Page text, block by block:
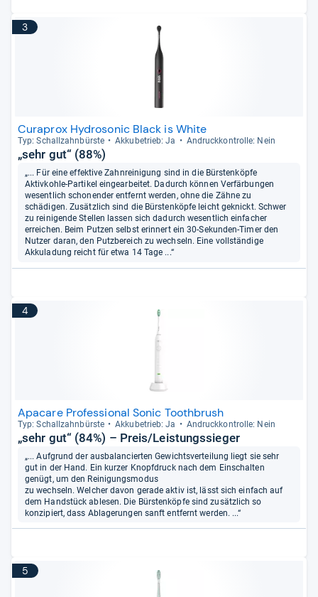
3
Curaprox Hydrosonic Black is White
Typ: Schall­zahn­bürste Akku­be­trieb: Ja Andruck­kon­trolle: Nein
„sehr gut“ (88%)
„... Für eine effektive Zahnreinigung sind in die Bürstenköpfe
Aktivkohle-Partikel eingearbeitet. Dadurch können Verfärbungen
wesentlich schonender entfernt werden, ohne die Zähne zu
schädigen. Zusätzlich sind die Bürstenköpfe leicht geknickt. Schwer
zu reinigende Stellen lassen sich dadurch wesentlich einfacher
erreichen. Beim Putzen selbst erinnert ein 30-Sekunden-Timer den
Nutzer daran, den Putzbereich zu wechseln. Eine vollständige
Akkuladung reicht für etwa 14 Tage ...“
4
Apacare Professional Sonic Toothbrush
Typ: Schall­zahn­bürste Akku­be­trieb: Ja Andruck­kon­trolle: Nein
„sehr gut“ (84%) – Preis/Leistungssieger
„... Aufgrund der ausbalancierten Gewichtsverteilung liegt sie sehr
gut in der Hand. Ein kurzer Knopfdruck nach dem Einschalten
genügt, um den Reinigungsmodus
zu wechseln. Welcher davon gerade aktiv ist, lässt sich einfach auf
dem Handstück ablesen. Die Bürstenköpfe sind zusätzlich so
konzipiert, dass Ablagerungen sanft entfernt werden. ...“
5